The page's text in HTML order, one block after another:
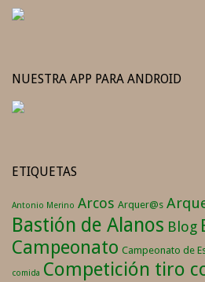
NUESTRA APP PARA ANDROID
ETIQUETAS
Antonio Merino Arcos Arquer@s
Bastión de Alanos Blog
Campeonato Campeonato de
comida Competición tiro